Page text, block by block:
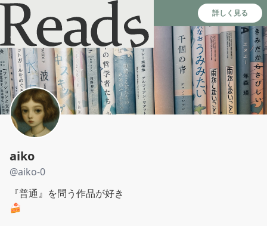
Reads - 読書のSNS＆記録アプリ 詳しく見る
aiko
@aiko-0
『普通』を問う作品が好き
🍰